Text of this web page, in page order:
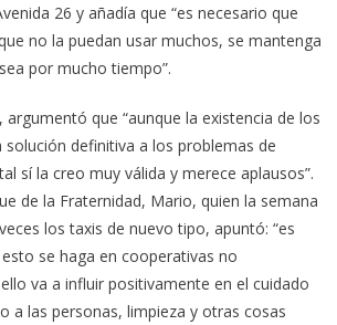
26 y añadía que “es necesario que
no la puedan usar muchos, se mantenga
por mucho tiempo”.
que “aunque la existencia de los
definitiva a los problemas de
sí la creo muy válida y merece aplausos”.
de la Fraternidad, Mario, quien la semana
los taxis de nuevo tipo, apuntó: “es
se haga en cooperativas no
va a influir positivamente en el cuidado
a las personas, limpieza y otras cosas